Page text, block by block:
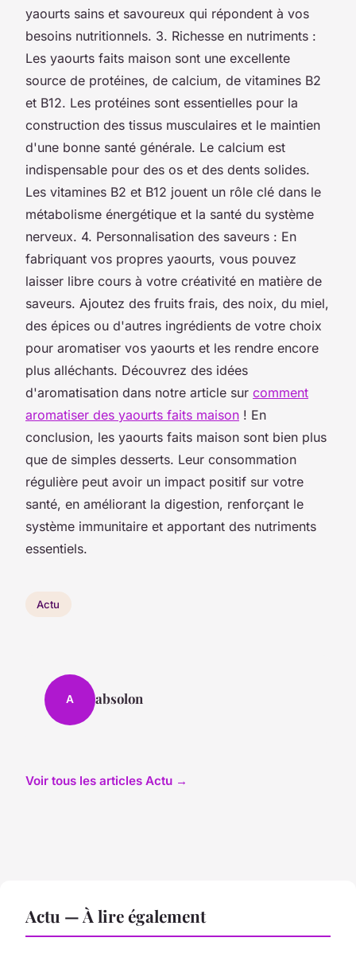
yaourts sains et savoureux qui répondent à vos
besoins nutritionnels. 3. Richesse en nutriments :
Les yaourts faits maison sont une excellente
source de protéines, de calcium, de vitamines B2
et B12. Les protéines sont essentielles pour la
construction des tissus musculaires et le maintien
d'une bonne santé générale. Le calcium est
indispensable pour des os et des dents solides.
Les vitamines B2 et B12 jouent un rôle clé dans le
métabolisme énergétique et la santé du système
nerveux. 4. Personnalisation des saveurs : En
fabriquant vos propres yaourts, vous pouvez
laisser libre cours à votre créativité en matière de
saveurs. Ajoutez des fruits frais, des noix, du miel,
des épices ou d'autres ingrédients de votre choix
pour aromatiser vos yaourts et les rendre encore
plus alléchants. Découvrez des idées
d'aromatisation dans notre article sur comment
aromatiser des yaourts faits maison ! En
conclusion, les yaourts faits maison sont bien plus
que de simples desserts. Leur consommation
régulière peut avoir un impact positif sur votre
santé, en améliorant la digestion, renforçant le
système immunitaire et apportant des nutriments
essentiels.
Actu
A absolon
Voir tous les articles Actu →
Actu — À lire également